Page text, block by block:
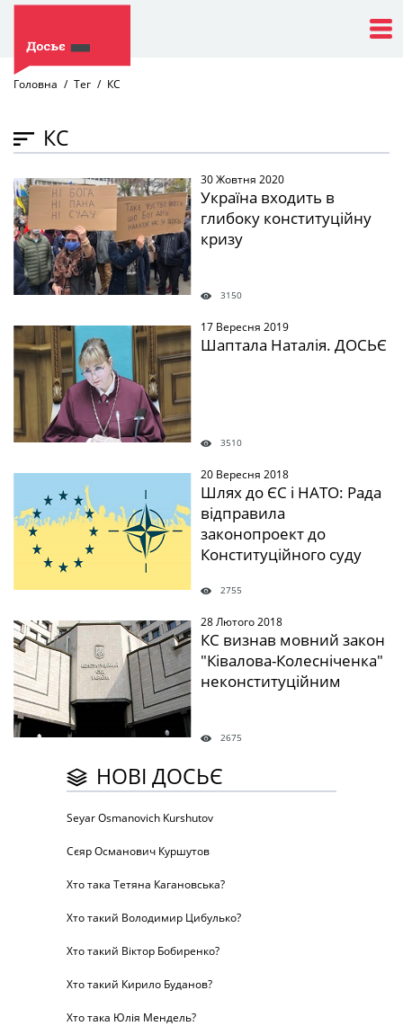
Головна Тег КС
КС
" /> 30 Жовтня 2020
Україна входить в
глибоку конституційну
кризу
3150
" /> 17 Вересня 2019
Шаптала Наталія. ДОСЬЄ
3510
20 Вересня 2018
Шлях до ЄС і НАТО: Рада
відправила
законопроект до
Конституційного суду
2755
" /> 28 Лютого 2018
КС визнав мовний закон
"Ківалова-Колесніченка"
неконституційним
2675
НОВІ ДОСЬЄ
Seyar Osmanovich Kurshutov
Сєяр Османович Куршутов
Хто така Тетяна Кагановська?
Хто такий Володимир Цибулько?
Хто такий Віктор Бобиренко?
Хто такий Кирило Буданов?
Хто така Юлія Мендель?